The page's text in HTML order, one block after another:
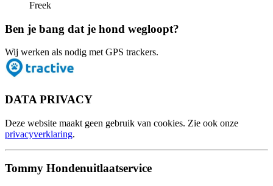
Freek
Ben je bang dat je hond wegloopt?
Wij werken als nodig met GPS trackers.
DATA PRIVACY
Deze website maakt geen gebruik van cookies. Zie ook onze
privacyverklaring.
Tommy Hondenuitlaatservice